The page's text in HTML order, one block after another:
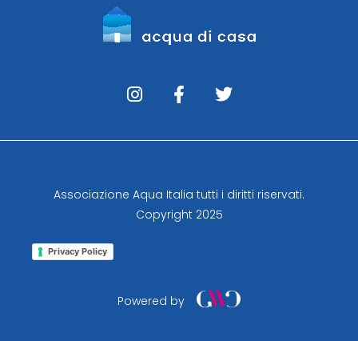
Associazione Aqua Italia tutti i diritti riservati.
Copyright 2025
Privacy Policy
Powered by